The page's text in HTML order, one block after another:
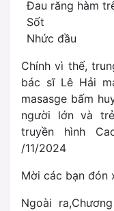
Đau răng hàm
Sốt
Nhức đầu
Chính vì thế,
bác sĩ Lê Hải
masasge bấm
người lớn và
truyền hình
/11/2024
Mời các bạn đón
Ngoài